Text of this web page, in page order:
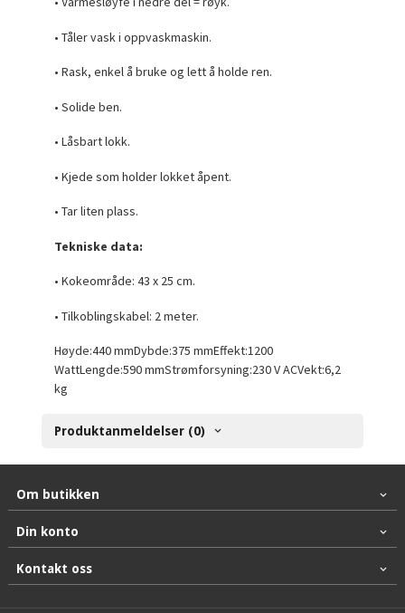
• Tåler vask i oppvaskmaskin.
• Rask, enkel å bruke og lett å holde ren.
• Solide ben.
• Låsbart lokk.
• Kjede som holder lokket åpent.
• Tar liten plass.
Tekniske data:
• Kokeområde: 43 x 25 cm.
• Tilkoblingskabel: 2 meter.
Høyde:440 mmDybde:375 mmEffekt:1200
WattLengde:590 mmStrømforsyning:230 V ACVekt:6,2
kg
Produktanmeldelser (0)
Om butikken
Din konto
Kontakt oss